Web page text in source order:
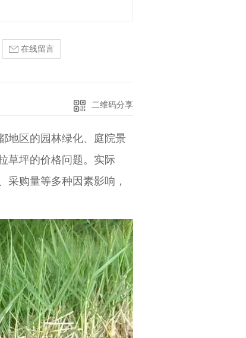
在线留言
二维码分享
地区的园林绿化、庭院景
草坪的价格问题。实际
采购量等多种因素影响，